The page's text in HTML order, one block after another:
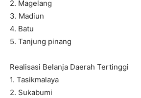
2. Magelang
3. Madiun
4. Batu
5. Tanjung pinang
Realisasi Belanja Daerah Tertinggi
1. Tasikmalaya
2. Sukabumi